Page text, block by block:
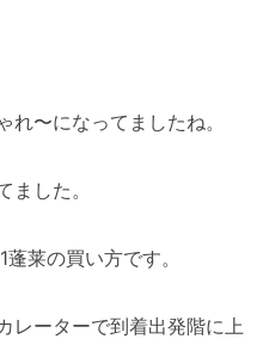
〜になってましたね。
した。
莱の買い方です。
レーターで到着出発階に上